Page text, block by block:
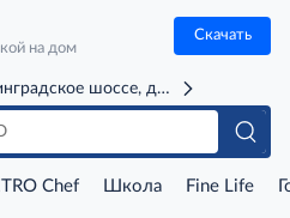
на дом
Скачать
шоссе, д. 71Г (м. Речной
Chef Школа Fine Life